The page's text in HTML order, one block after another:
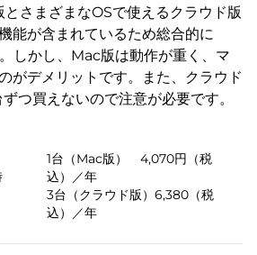
さまざまなOSで使えるクラウド版
能が含まれているため総合的に
しかし、Mac版は動作が重く、マ
がデメリットです。また、クラウド
つ買えないので注意が必要です。
1台（Mac版） 4,070円（税
込）／年
3台（クラウド版）6,380（税
込）／年